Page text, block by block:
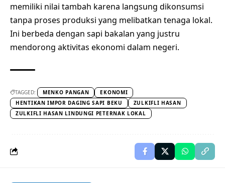
memiliki nilai tambah karena langsung dikonsumsi
tanpa proses produksi yang melibatkan tenaga lokal.
Ini berbeda dengan sapi bakalan yang justru
mendorong aktivitas ekonomi dalam negeri.
TAGGED: MENKO PANGAN
EKONOMI
HENTIKAN IMPOR DAGING SAPI BEKU
ZULKIFLI HASAN
ZULKIFLI HASAN LINDUNGI PETERNAK LOKAL